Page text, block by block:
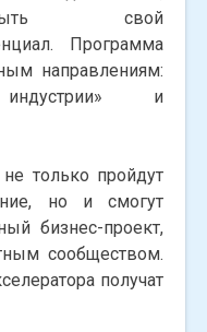
свой
Программа
направлениям:
и
только пройдут
но и смогут
бизнес-проект,
сообществом.
получат